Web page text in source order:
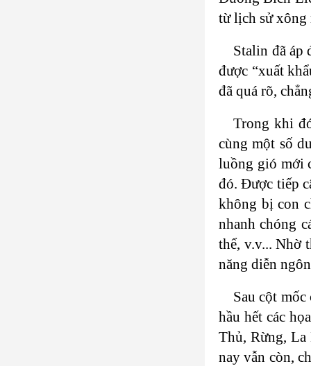
từ lịch sử xông
Stalin đã áp
được “xuất
đã quá rõ,
Trong khi
cùng một số
luồng gió mới
đó. Được tiếp
không bị con
nhanh chóng
thể, v.v... Nhờ
năng diễn
Sau cột
hầu hết các
Thủ, Rừng, La
nay vẫn còn,